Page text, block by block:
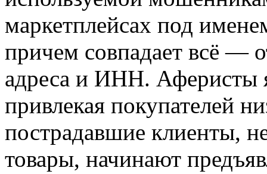
маркетплейсах под
причем совпадает всё —
адреса и ИНН. Аферисты
привлекая покупателей
пострадавшие клиенты,
товары, начинают